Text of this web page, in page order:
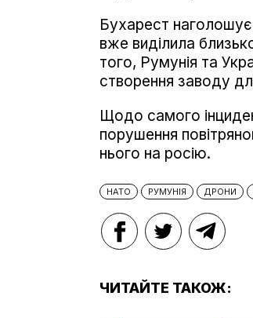
Бухарест
вже виділила
того, Румунія та
створення заводу
Щодо самого
порушення
нього на росію.
НАТО РУМУНІЯ ДРОНИ
ЧИТАЙТЕ ТАКОЖ: